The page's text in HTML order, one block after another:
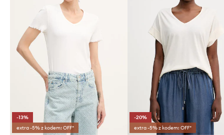
-13%
extra -5% z kodem: OFF*
-20%
extra -5% z kodem: OFF*